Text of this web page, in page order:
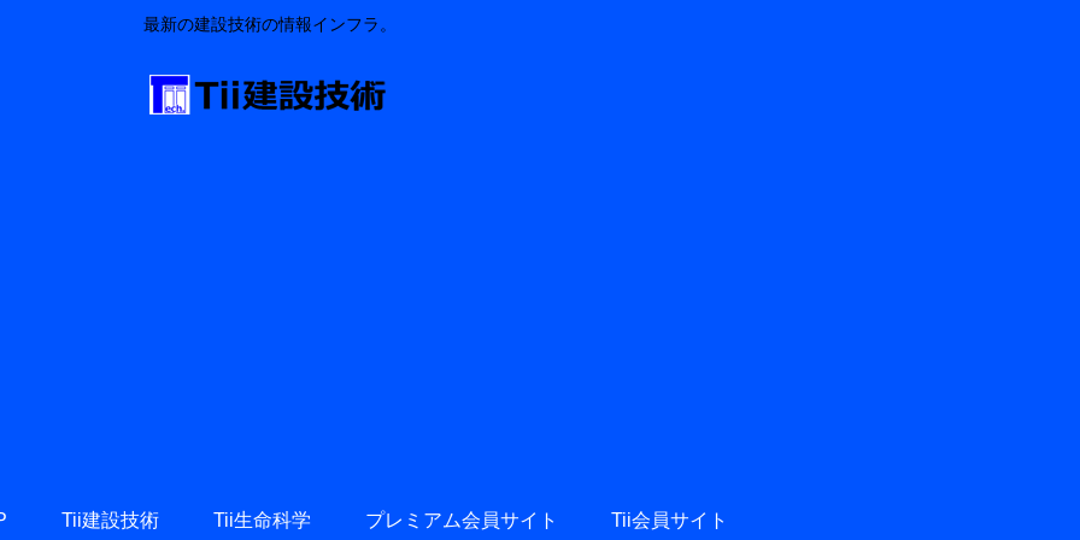
最新の建設技術の情報インフラ。
Tii建設技術 Tii生命科学 プレミアム会員サイト Tii会員サイト